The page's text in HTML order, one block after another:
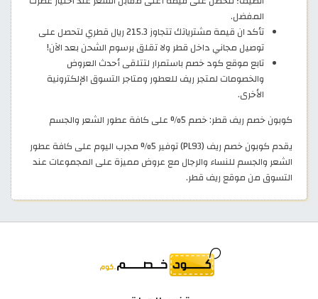
المفضل.
تأكد ان قيمة مشترياتك تتجاوز 215.3 ريال قطري لتحصل على
توصيل مجاني داخل قطر ولا تقلق برسوم الشحن بعد الآن!
تابع موقع كود خصم باستمرار لتتلقى أحدث العروض
والخصومات لمتجر ريف للعطور ومتاجر التسوق الإلكترونية
الأخرى.
كوبون خصم ريف قطر: خصم 5% على كافة عطور الشعر والجسم
يقدم كوبون خصم ريف (PL93) توفير 5% مجرب اليوم على كافة عطور
الشعر والجسم للنساء والرجال مع عروض مميزة على المجموعات عند
التسوق من موقع ريف قطر.